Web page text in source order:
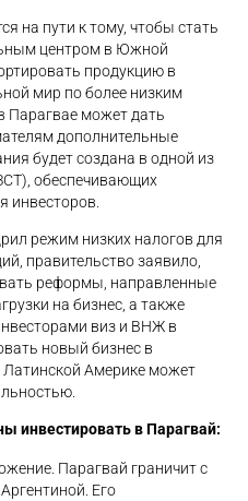
на пути к тому, чтобы стать
центром в Южной
продукцию в
мир по более низким
Парагвае может дать
дополнительные
будет создана в одной из
обеспечивающих
инвесторов.
режим низких налогов для
правительство заявило,
реформы, направленные
на бизнес, а также
виз и ВНЖ в
новый бизнес в
Америке может
инвестировать в Парагвай:
Парагвай граничит с
Его